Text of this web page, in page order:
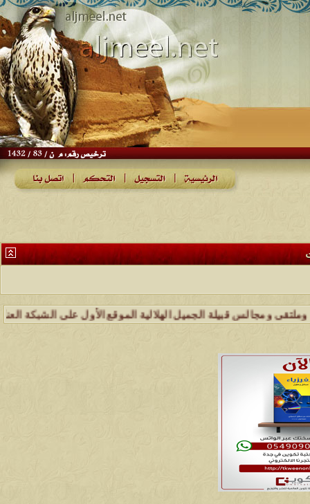
قبيلة الجميل الهلالية الموقع الأول على الشبكة العنكبوتية